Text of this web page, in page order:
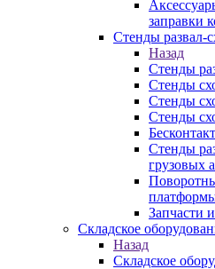
заправки
Стенды развал-
Назад
Стенды
Стенды
Стенды
Стенды
Стенды
грузовых
Запчасти
Складское
Назад
Складское